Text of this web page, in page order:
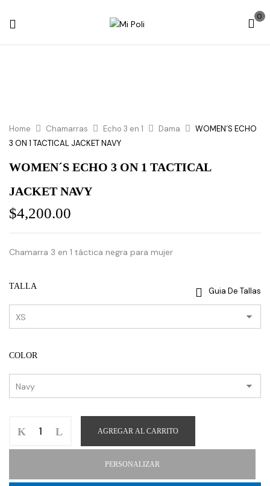
0
Home Chamarras Echo 3 en 1 Dama
WOMEN´S ECHO
3 ON 1 TACTICAL JACKET NAVY
WOMEN´S ECHO 3 ON 1 TACTICAL
JACKET NAVY
$4,200.00
Chamarra 3 en 1 táctica negra para mujer
Guia De Tallas
TALLA
COLOR
AGREGAR AL CARRITO
PERSONALIZAR